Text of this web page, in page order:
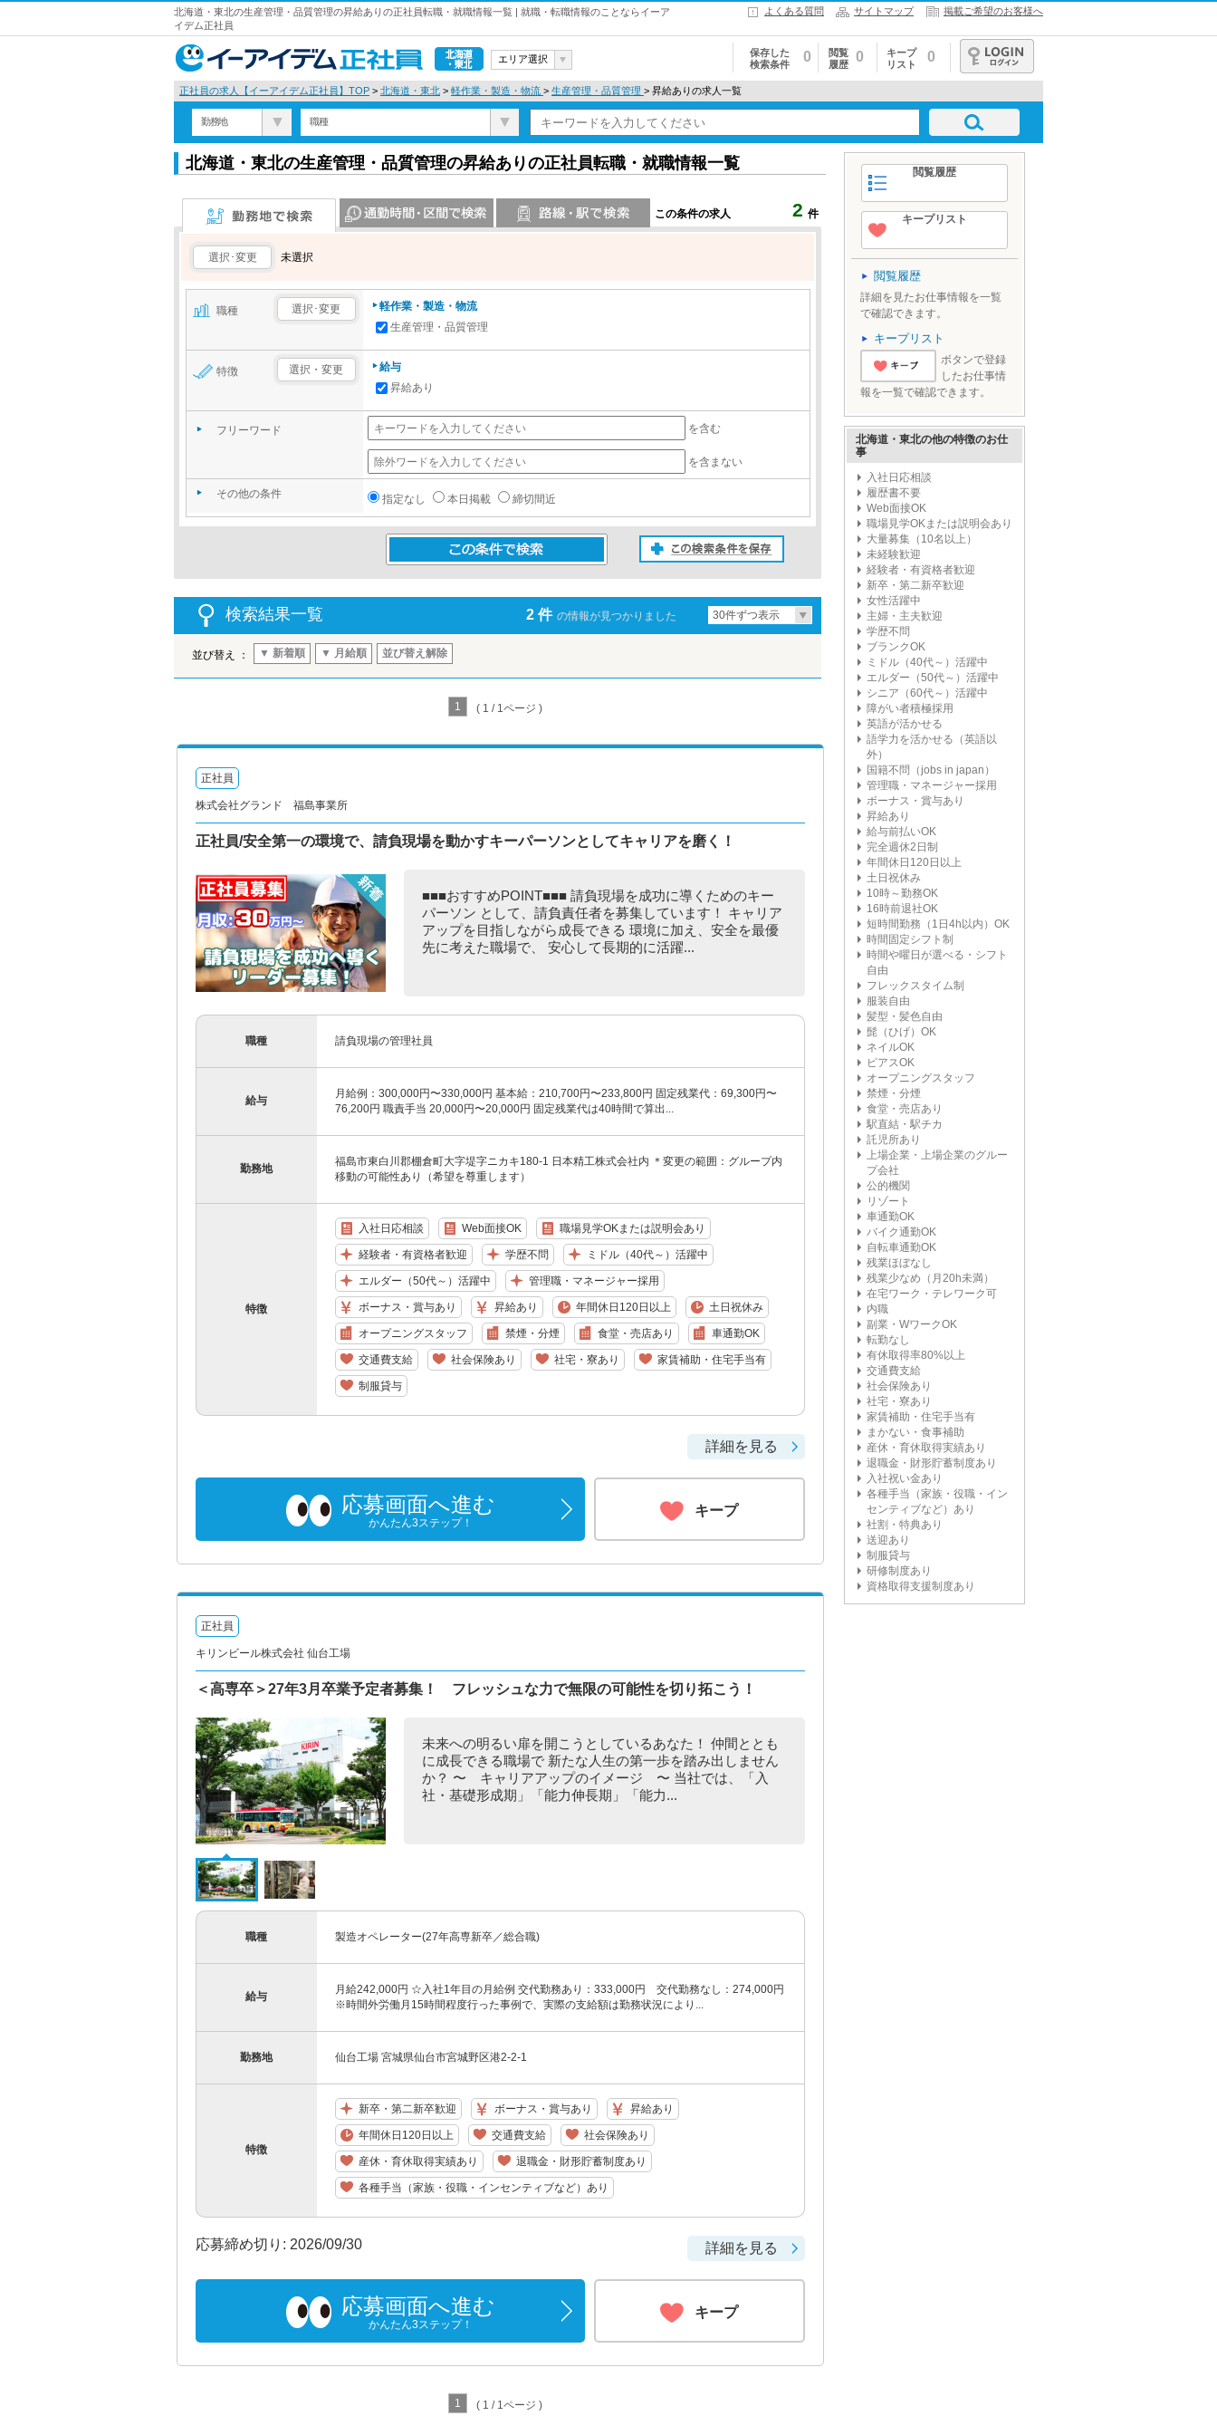
北海道・東北の生産管理・品質管理の昇給ありの正社員転職・就職情報一覧 | 就職・転職情報のことならイーア
イデム正社員
よくある質問 サイトマップ 掲載ご希望のお客様へ
北海道・東
北
エリア選択
保存した
検索条件
0
閲覧
履歴
0
キープ
リスト
0
ログイン
正社員の求人【イーアイデム正社員】TOP > 北海道・東北 > 軽作業・製造・物流 > 生産管理・品質管理 > 昇給ありの求人一覧
勤務地 職種
北海道・東北の生産管理・品質管理の昇給ありの正社員転職・就職情報一覧
この条件の求人 2 件
選択･変更
未選択
職種 選択･変更
軽作業・製造・物流
生産管理・品質管理
特徴 選択・変更
給与
昇給あり
フリーワード を含む
を含まない
その他の条件 指定なし 本日掲載 締切間近
検索結果一覧 2 件 の情報が見つかりました 30件ずつ表示
並び替え ： ▼ 新着順 ▼ 月給順 並び替え解除
1 ( 1 / 1ページ )
正社員
株式会社グランド 福島事業所
正社員/安全第一の環境で、請負現場を動かすキーパーソンとしてキャリアを磨く！
■■■おすすめPOINT■■■ 請負現場を成功に導くためのキー
パーソン として、請負責任者を募集しています！ キャリア
アップを目指しながら成長できる 環境に加え、安全を最優
先に考えた職場で、 安心して長期的に活躍...
職種 請負現場の管理社員
給与
月給例：300,000円〜330,000円 基本給：210,700円〜233,800円 固定残業代：69,300円〜
76,200円 職責手当 20,000円〜20,000円 固定残業代は40時間で算出...
勤務地
福島市東白川郡棚倉町大字堤字ニカキ180-1 日本精工株式会社内 ＊変更の範囲：グループ内
移動の可能性あり（希望を尊重します）
特徴
入社日応相談 Web面接OK 職場見学OKまたは説明会あり
経験者・有資格者歓迎 学歴不問 ミドル（40代～）活躍中
エルダー（50代～）活躍中 管理職・マネージャー採用
ボーナス・賞与あり 昇給あり 年間休日120日以上 土日祝休み
オープニングスタッフ 禁煙・分煙 食堂・売店あり 車通勤OK
交通費支給 社会保険あり 社宅・寮あり 家賃補助・住宅手当有
制服貸与
詳細を見る
応募画面へ進む
かんたん3ステップ！
キープ
正社員
キリンビール株式会社 仙台工場
＜高専卒＞27年3月卒業予定者募集！ フレッシュな力で無限の可能性を切り拓こう！
未来への明るい扉を開こうとしているあなた！ 仲間ととも
に成長できる職場で 新たな人生の第一歩を踏み出しません
か？ 〜 キャリアアップのイメージ 〜 当社では、「入
社・基礎形成期」「能力伸長期」「能力...
職種 製造オペレーター(27年高専新卒／総合職)
給与
月給242,000円 ☆入社1年目の月給例 交代勤務あり：333,000円 交代勤務なし：274,000円
※時間外労働月15時間程度行った事例で、実際の支給額は勤務状況により...
勤務地 仙台工場 宮城県仙台市宮城野区港2-2-1
特徴
新卒・第二新卒歓迎 ボーナス・賞与あり 昇給あり
年間休日120日以上 交通費支給 社会保険あり
産休・育休取得実績あり 退職金・財形貯蓄制度あり
各種手当（家族・役職・インセンティブなど）あり
応募締め切り: 2026/09/30 詳細を見る
応募画面へ進む
かんたん3ステップ！
キープ
1 ( 1 / 1ページ )
閲覧履歴
キープリスト
閲覧履歴
詳細を見たお仕事情報を一覧
で確認できます。
キープリスト
'とりあえずキ
ボタンで登録
したお仕事情
報を一覧で確認できます。
北海道・東北の他の特徴のお仕
事
入社日応相談
履歴書不要
Web面接OK
職場見学OKまたは説明会あり
大量募集（10名以上）
未経験歓迎
経験者・有資格者歓迎
新卒・第二新卒歓迎
女性活躍中
主婦・主夫歓迎
学歴不問
ブランクOK
ミドル（40代～）活躍中
エルダー（50代～）活躍中
シニア（60代～）活躍中
障がい者積極採用
英語が活かせる
語学力を活かせる（英語以
外）
国籍不問（jobs in japan）
管理職・マネージャー採用
ボーナス・賞与あり
昇給あり
給与前払いOK
完全週休2日制
年間休日120日以上
土日祝休み
10時～勤務OK
16時前退社OK
短時間勤務（1日4h以内）OK
時間固定シフト制
時間や曜日が選べる・シフト
自由
フレックスタイム制
服装自由
髪型・髪色自由
髭（ひげ）OK
ネイルOK
ピアスOK
オープニングスタッフ
禁煙・分煙
食堂・売店あり
駅直結・駅チカ
託児所あり
上場企業・上場企業のグルー
プ会社
公的機関
リゾート
車通勤OK
バイク通勤OK
自転車通勤OK
残業ほぼなし
残業少なめ（月20h未満）
在宅ワーク・テレワーク可
内職
副業・WワークOK
転勤なし
有休取得率80%以上
交通費支給
社会保険あり
社宅・寮あり
家賃補助・住宅手当有
まかない・食事補助
産休・育休取得実績あり
退職金・財形貯蓄制度あり
入社祝い金あり
各種手当（家族・役職・イン
センティブなど）あり
社割・特典あり
送迎あり
制服貸与
研修制度あり
資格取得支援制度あり